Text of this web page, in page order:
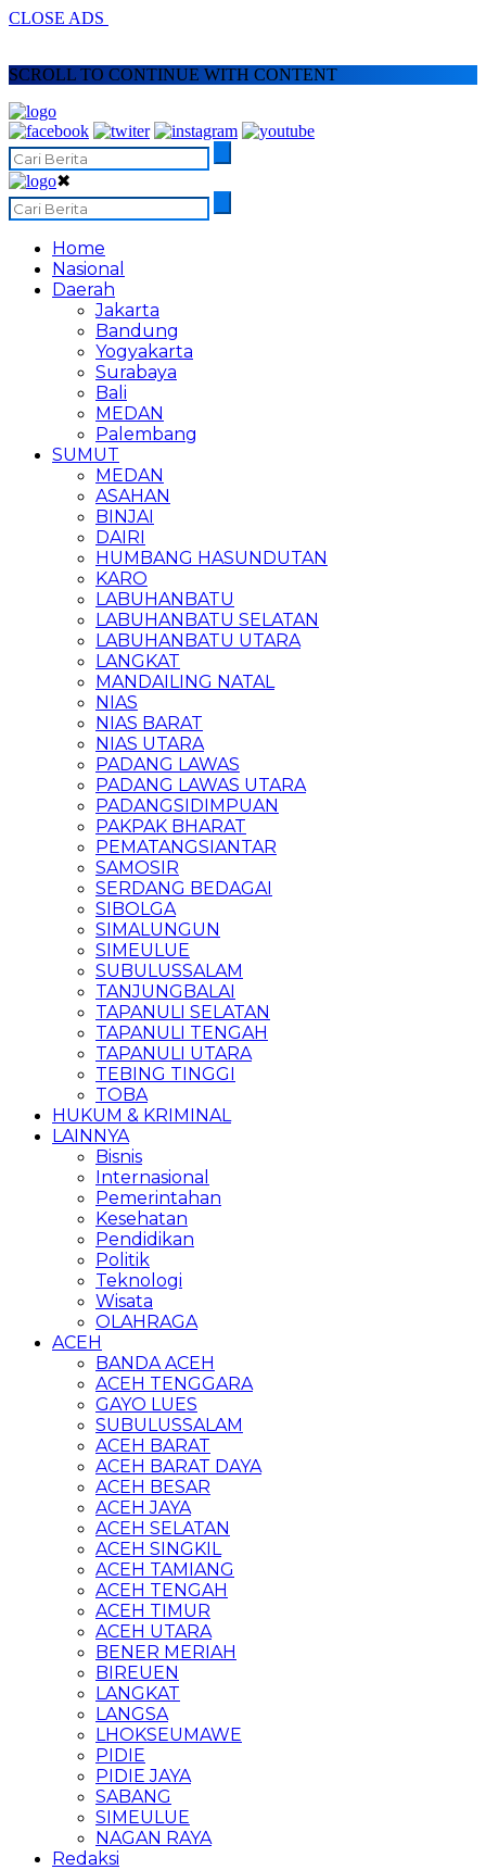
CLOSE ADS
SCROLL TO CONTINUE WITH CONTENT
✖
Home
Nasional
Daerah
Jakarta
Bandung
Yogyakarta
Surabaya
Bali
MEDAN
Palembang
SUMUT
MEDAN
ASAHAN
BINJAI
DAIRI
HUMBANG HASUNDUTAN
KARO
LABUHANBATU
LABUHANBATU SELATAN
LABUHANBATU UTARA
LANGKAT
MANDAILING NATAL
NIAS
NIAS BARAT
NIAS UTARA
PADANG LAWAS
PADANG LAWAS UTARA
PADANGSIDIMPUAN
PAKPAK BHARAT
PEMATANGSIANTAR
SAMOSIR
SERDANG BEDAGAI
SIBOLGA
SIMALUNGUN
SIMEULUE
SUBULUSSALAM
TANJUNGBALAI
TAPANULI SELATAN
TAPANULI TENGAH
TAPANULI UTARA
TEBING TINGGI
TOBA
HUKUM & KRIMINAL
LAINNYA
Bisnis
Internasional
Pemerintahan
Kesehatan
Pendidikan
Politik
Teknologi
Wisata
OLAHRAGA
ACEH
BANDA ACEH
ACEH TENGGARA
GAYO LUES
SUBULUSSALAM
ACEH BARAT
ACEH BARAT DAYA
ACEH BESAR
ACEH JAYA
ACEH SELATAN
ACEH SINGKIL
ACEH TAMIANG
ACEH TENGAH
ACEH TIMUR
ACEH UTARA
BENER MERIAH
BIREUEN
LANGKAT
LANGSA
LHOKSEUMAWE
PIDIE
PIDIE JAYA
SABANG
SIMEULUE
NAGAN RAYA
Redaksi